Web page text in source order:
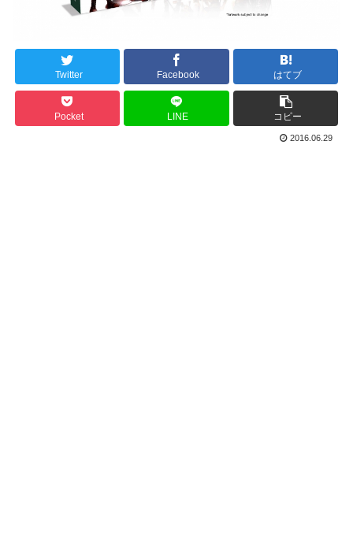
Twitter Facebook はてブ
Pocket LINE コピー
2016.06.29